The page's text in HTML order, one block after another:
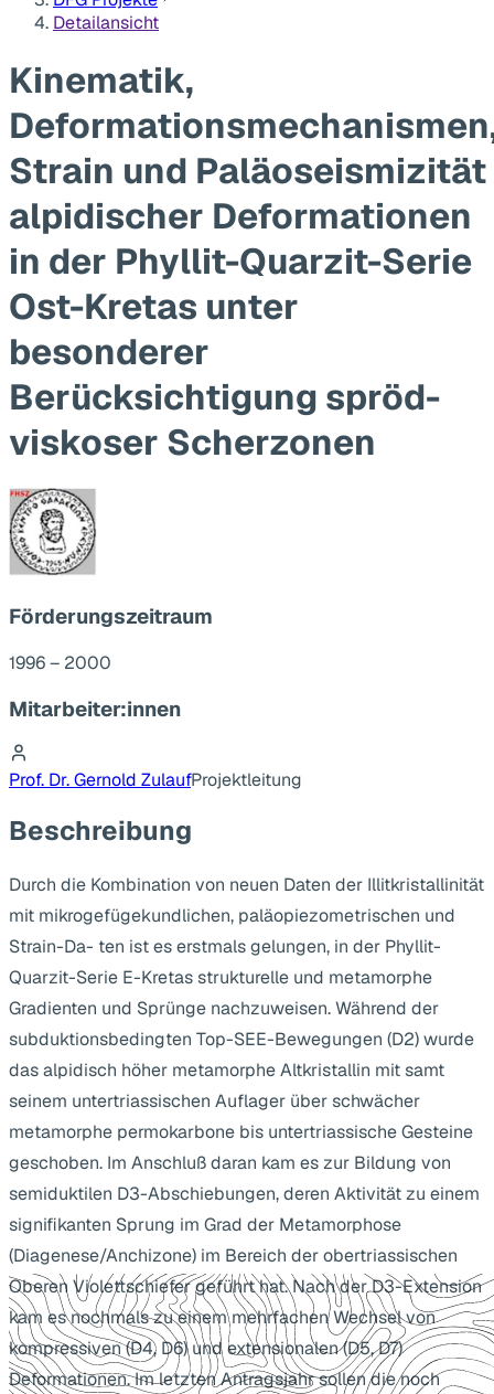
Detailansicht
Kinematik,
Strain und Paläoseismizität
alpidischer Deformationen
in der Phyllit-Quarzit-Serie
Ost-Kretas unter
besonderer
Berücksichtigung spröd-
viskoser Scherzonen
Förderungszeitraum
1996 – 2000
Mitarbeiter:innen
Prof. Dr. Gernold ZulaufProjektleitung
Beschreibung
Durch die Kombination von neuen Daten der Illitkristallinität
mit mikrogefügekundlichen, paläopiezometrischen und
Strain-Da- ten ist es erstmals gelungen, in der Phyllit-
Quarzit-Serie E-Kretas strukturelle und metamorphe
Gradienten und Sprünge nachzuweisen. Während der
subduktionsbedingten Top-SEE-Bewegungen (D2) wurde
das alpidisch höher metamorphe Altkristallin mit samt
seinem untertriassischen Auflager über schwächer
metamorphe permokarbone bis untertriassische Gesteine
geschoben. Im Anschluß daran kam es zur Bildung von
semiduktilen D3-Abschiebungen, deren Aktivität zu einem
signifikanten Sprung im Grad der Metamorphose
(Diagenese/Anchizone) im Bereich der obertriassischen
Oberen Violettschiefer geführt hat. Nach der D3-Extension
kam es nochmals zu einem mehrfachen Wechsel von
kompressiven (D4, D6) und extensionalen (D5, D7)
Deformationen. Im letzten Antragsjahr sollen die noch